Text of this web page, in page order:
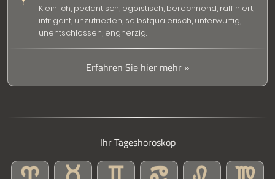
Kleinlich, pedantisch, egoistisch, berechnend, raffiniert,
intrigant, unzufrieden, selbstquälerisch, unterwürfig,
unentschlossen, engherzig.
Erfahren Sie hier mehr »
Ihr Tageshoroskop